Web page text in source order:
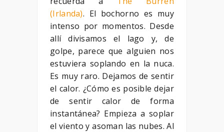
(Irlanda). El bochorno es muy
intenso por momentos. Desde
allí divisamos el lago y, de
golpe, parece que alguien nos
estuviera soplando en la nuca.
Es muy raro. Dejamos de sentir
el calor. ¿Cómo es posible dejar
de sentir calor de forma
instantánea? Empieza a soplar
el viento y asoman las nubes. Al